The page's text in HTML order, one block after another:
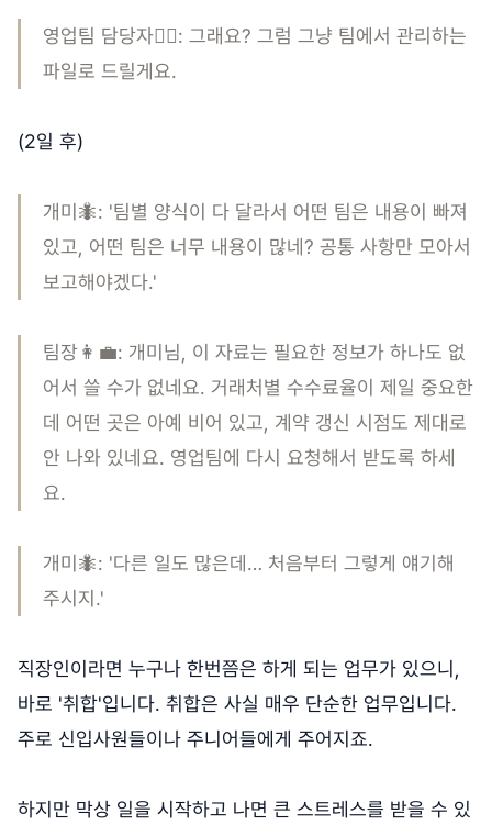
영업팀 담당자🤷‍♀️: 그래요? 그럼 그냥 팀에서 관리하는
파일로 드릴게요.
(2일 후)
개미🐜: '팀별 양식이 다 달라서 어떤 팀은 내용이 빠져
있고, 어떤 팀은 너무 내용이 많네? 공통 사항만 모아서
보고해야겠다.'
팀장👩‍💼: 개미님, 이 자료는 필요한 정보가 하나도 없
어서 쓸 수가 없네요. 거래처별 수수료율이 제일 중요한
데 어떤 곳은 아예 비어 있고, 계약 갱신 시점도 제대로
안 나와 있네요. 영업팀에 다시 요청해서 받도록 하세
요.
개미🐜: '다른 일도 많은데… 처음부터 그렇게 얘기해
주시지.'
직장인이라면 누구나 한번쯤은 하게 되는 업무가 있으니,
바로 '취합'입니다. 취합은 사실 매우 단순한 업무입니다.
주로 신입사원들이나 주니어들에게 주어지죠.
하지만 막상 일을 시작하고 나면 큰 스트레스를 받을 수 있